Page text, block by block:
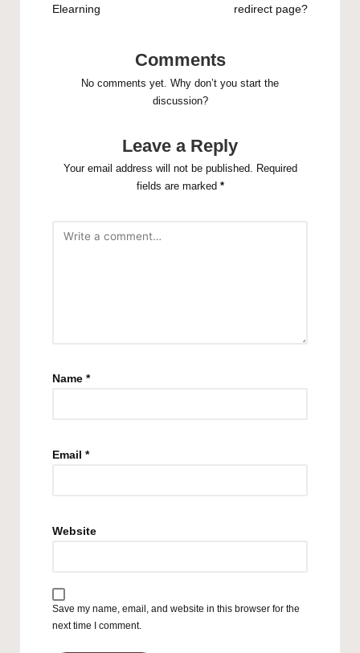
Elearning
redirect page?
Comments
No comments yet. Why don’t you start the
discussion?
Leave a Reply
Your email address will not be published. Required
fields are marked *
Name *
Email *
Website
Save my name, email, and website in this browser for the
next time I comment.